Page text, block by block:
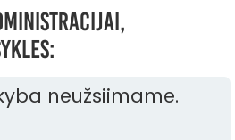
neužsiimame.